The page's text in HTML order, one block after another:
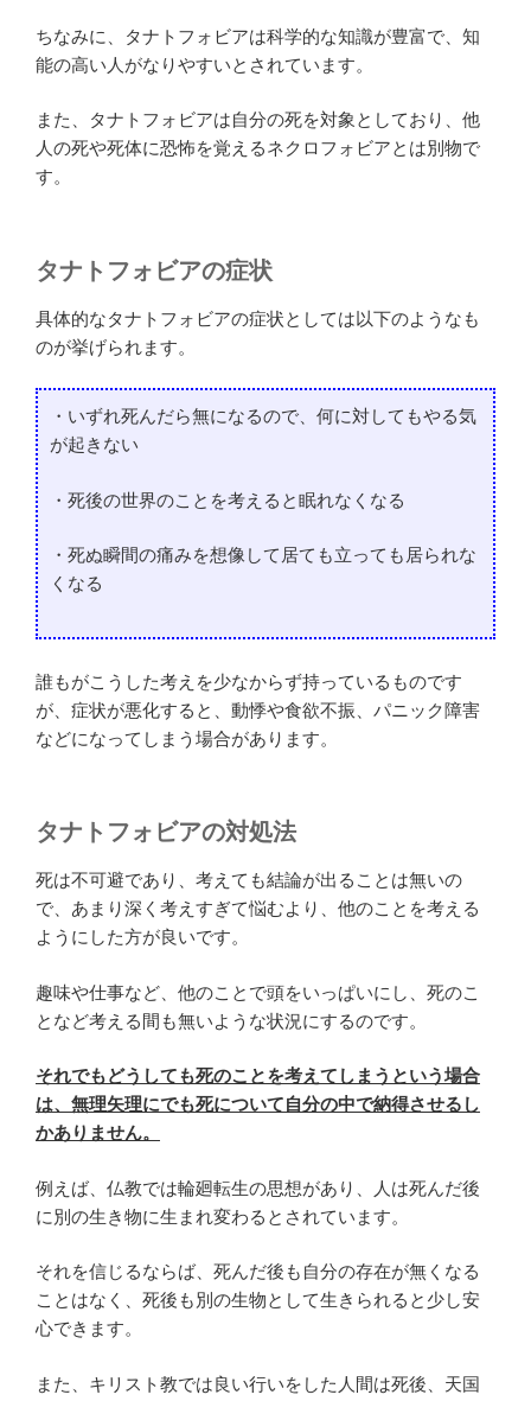
ちなみに、タナトフォビアは科学的な知識が豊富で、知
能の高い人がなりやすいとされています。
また、タナトフォビアは自分の死を対象としており、他
人の死や死体に恐怖を覚えるネクロフォビアとは別物で
す。
タナトフォビアの症状
具体的なタナトフォビアの症状としては以下のようなも
のが挙げられます。
・いずれ死んだら無になるので、何に対してもやる気
が起きない
・死後の世界のことを考えると眠れなくなる
・死ぬ瞬間の痛みを想像して居ても立っても居られな
くなる
誰もがこうした考えを少なからず持っているものです
が、症状が悪化すると、動悸や食欲不振、パニック障害
などになってしまう場合があります。
タナトフォビアの対処法
死は不可避であり、考えても結論が出ることは無いの
で、あまり深く考えすぎて悩むより、他のことを考える
ようにした方が良いです。
趣味や仕事など、他のことで頭をいっぱいにし、死のこ
となど考える間も無いような状況にするのです。
それでもどうしても死のことを考えてしまうという場合
は、無理矢理にでも死について自分の中で納得させるし
かありません。
例えば、仏教では輪廻転生の思想があり、人は死んだ後
に別の生き物に生まれ変わるとされています。
それを信じるならば、死んだ後も自分の存在が無くなる
ことはなく、死後も別の生物として生きられると少し安
心できます。
また、キリスト教では良い行いをした人間は死後、天国